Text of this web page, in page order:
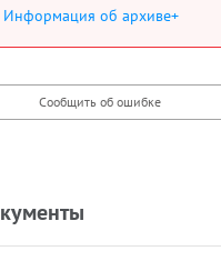
Информация об архиве+